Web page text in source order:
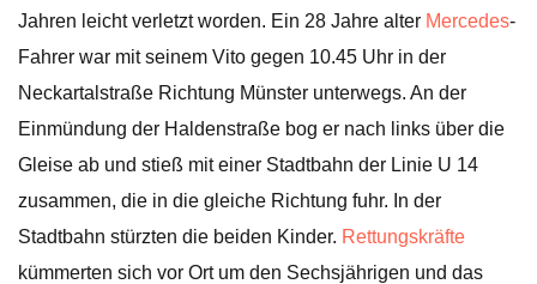
Jahren leicht verletzt worden. Ein 28 Jahre alter Mercedes-
Fahrer war mit seinem Vito gegen 10.45 Uhr in der
Neckartalstraße Richtung Münster unterwegs. An der
Einmündung der Haldenstraße bog er nach links über die
Gleise ab und stieß mit einer Stadtbahn der Linie U 14
zusammen, die in die gleiche Richtung fuhr. In der
Stadtbahn stürzten die beiden Kinder. Rettungskräfte
kümmerten sich vor Ort um den Sechsjährigen und das